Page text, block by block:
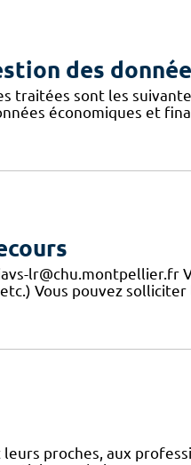
des
traitées sont les
économiques et
lr@chu.montpellier.fr
Vous pouvez solliciter
proches, aux